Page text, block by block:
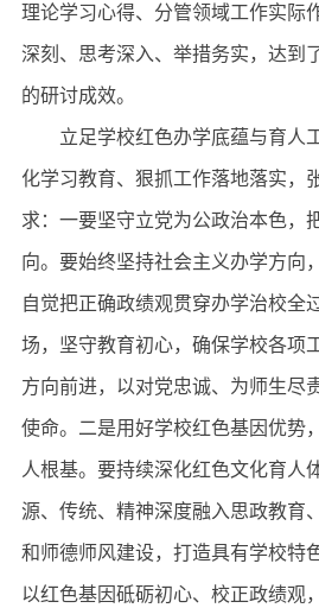
理论学习心得、分管领域工作实际
深刻、思考深入、举措务实，达到
的研讨成效。
立足学校红色办学底蕴与育人
化学习教育、狠抓工作落地落实，
求：一要坚守立党为公政治本色，
向。要始终坚持社会主义办学方向
自觉把正确政绩观贯穿办学治校全
场，坚守教育初心，确保学校各项
方向前进，以对党忠诚、为师生尽
使命。二是用好学校红色基因优势
人根基。要持续深化红色文化育人
源、传统、精神深度融入思政教育
和师德师风建设，打造具有学校特
以红色基因砥砺初心、校正政绩观